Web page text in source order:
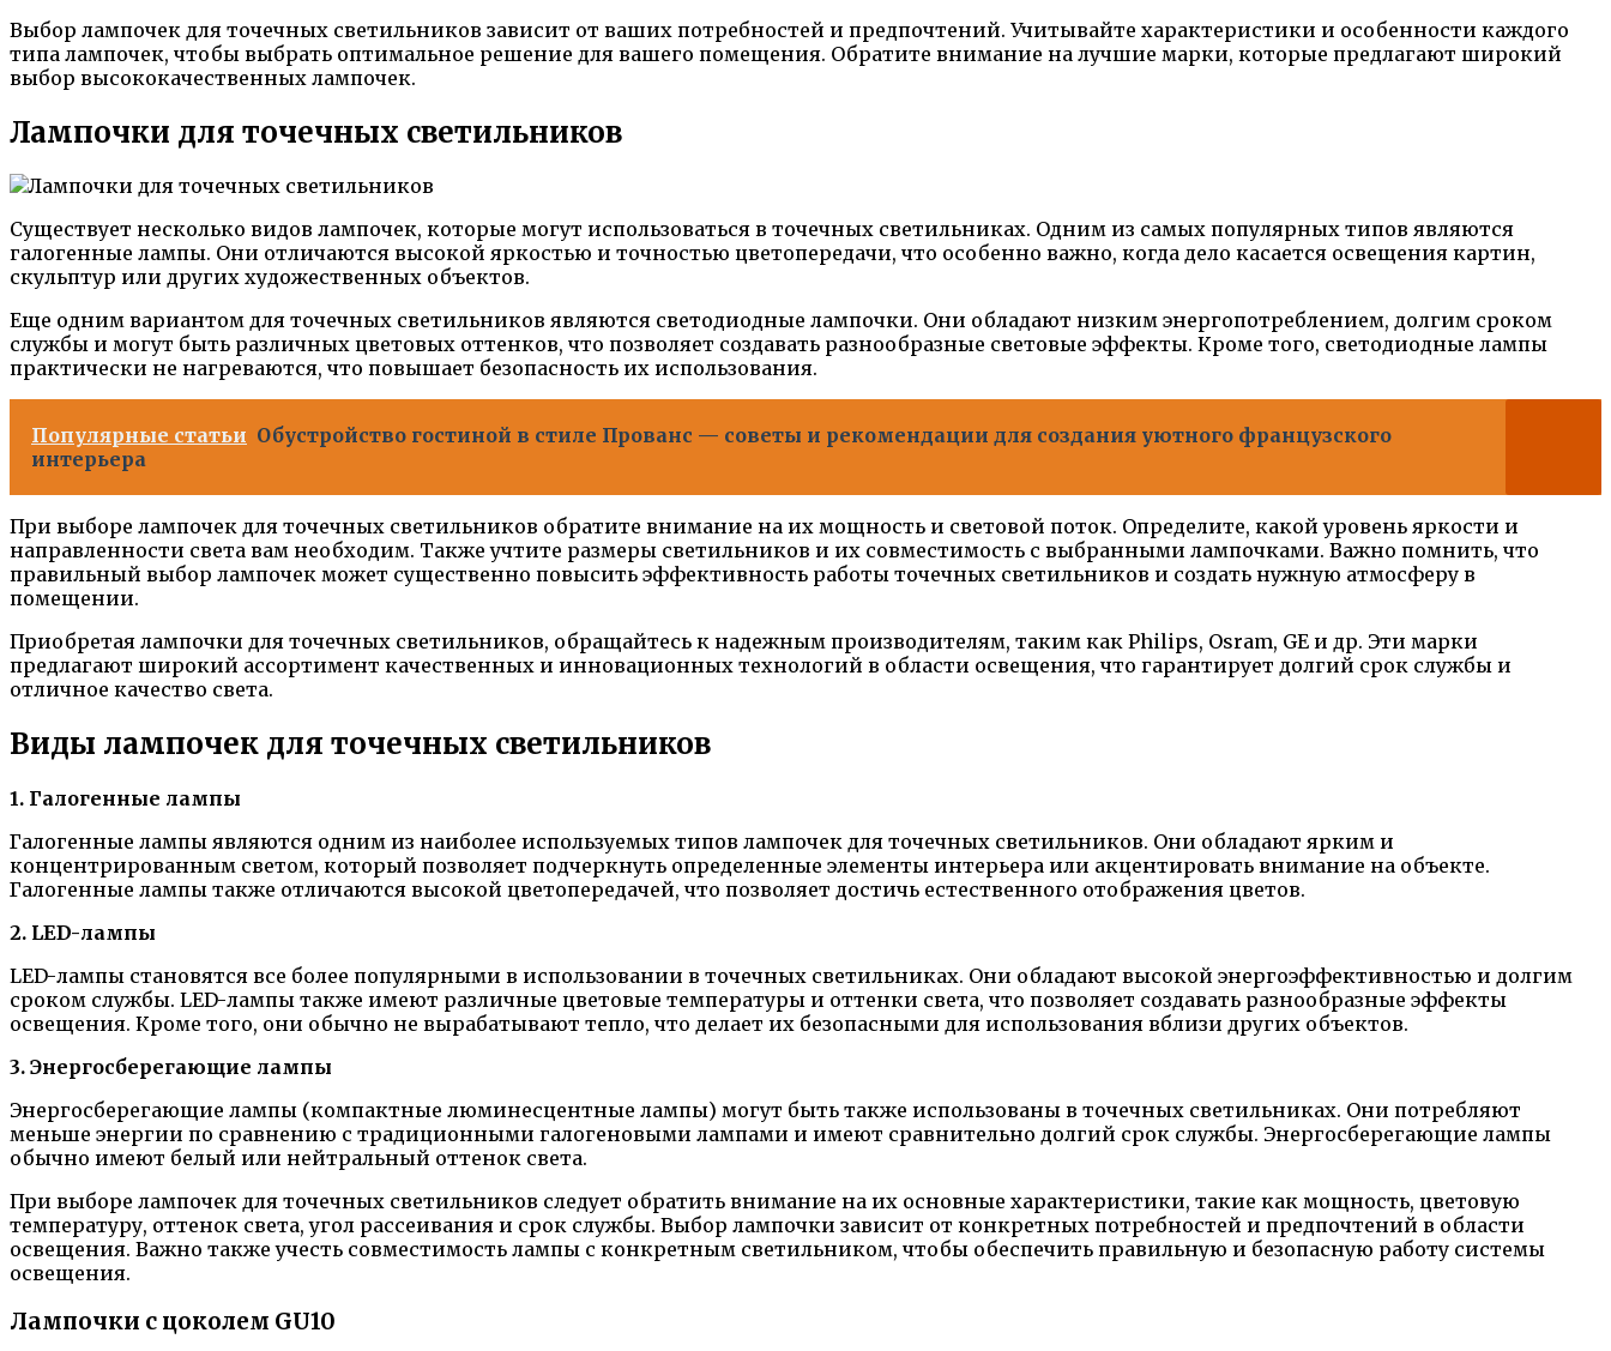
Выбор лампочек для точечных светильников зависит от ваших потребностей и предпочтений. Учитывайте характеристики и особенности каждого
типа лампочек, чтобы выбрать оптимальное решение для вашего помещения. Обратите внимание на лучшие марки, которые предлагают широкий
выбор высококачественных лампочек.
Лампочки для точечных светильников
Существует несколько видов лампочек, которые могут использоваться в точечных светильниках. Одним из самых популярных типов являются
галогенные лампы. Они отличаются высокой яркостью и точностью цветопередачи, что особенно важно, когда дело касается освещения картин,
скульптур или других художественных объектов.
Еще одним вариантом для точечных светильников являются светодиодные лампочки. Они обладают низким энергопотреблением, долгим сроком
службы и могут быть различных цветовых оттенков, что позволяет создавать разнообразные световые эффекты. Кроме того, светодиодные лампы
практически не нагреваются, что повышает безопасность их использования.
Популярные статьи Обустройство гостиной в стиле Прованс — советы и рекомендации для создания уютного французского
интерьера
При выборе лампочек для точечных светильников обратите внимание на их мощность и световой поток. Определите, какой уровень яркости и
направленности света вам необходим. Также учтите размеры светильников и их совместимость с выбранными лампочками. Важно помнить, что
правильный выбор лампочек может существенно повысить эффективность работы точечных светильников и создать нужную атмосферу в
помещении.
Приобретая лампочки для точечных светильников, обращайтесь к надежным производителям, таким как Philips, Osram, GE и др. Эти марки
предлагают широкий ассортимент качественных и инновационных технологий в области освещения, что гарантирует долгий срок службы и
отличное качество света.
Виды лампочек для точечных светильников
1. Галогенные лампы
Галогенные лампы являются одним из наиболее используемых типов лампочек для точечных светильников. Они обладают ярким и
концентрированным светом, который позволяет подчеркнуть определенные элементы интерьера или акцентировать внимание на объекте.
Галогенные лампы также отличаются высокой цветопередачей, что позволяет достичь естественного отображения цветов.
2. LED-лампы
LED-лампы становятся все более популярными в использовании в точечных светильниках. Они обладают высокой энергоэффективностью и долгим
сроком службы. LED-лампы также имеют различные цветовые температуры и оттенки света, что позволяет создавать разнообразные эффекты
освещения. Кроме того, они обычно не вырабатывают тепло, что делает их безопасными для использования вблизи других объектов.
3. Энергосберегающие лампы
Энергосберегающие лампы (компактные люминесцентные лампы) могут быть также использованы в точечных светильниках. Они потребляют
меньше энергии по сравнению с традиционными галогеновыми лампами и имеют сравнительно долгий срок службы. Энергосберегающие лампы
обычно имеют белый или нейтральный оттенок света.
При выборе лампочек для точечных светильников следует обратить внимание на их основные характеристики, такие как мощность, цветовую
температуру, оттенок света, угол рассеивания и срок службы. Выбор лампочки зависит от конкретных потребностей и предпочтений в области
освещения. Важно также учесть совместимость лампы с конкретным светильником, чтобы обеспечить правильную и безопасную работу системы
освещения.
Лампочки с цоколем GU10